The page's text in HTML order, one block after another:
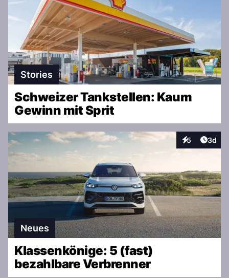
Stories
Schweizer Tankstellen: Kaum
Gewinn mit Sprit
5
Interaktionen
3d
Neues
Klassenkönige: 5 (fast)
bezahlbare Verbrenner